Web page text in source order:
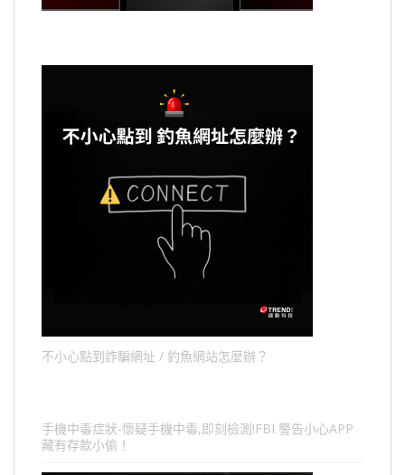
不小心點到詐騙網址 / 釣魚網站怎麼辦？
手機中毒症狀-懷疑手機中毒,即刻檢測!FBI 警告小心APP
藏有存款小偷！